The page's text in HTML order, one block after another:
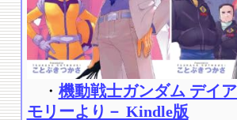
・ 機動戦士ガンダム デイ
モリーより－ Kindle版